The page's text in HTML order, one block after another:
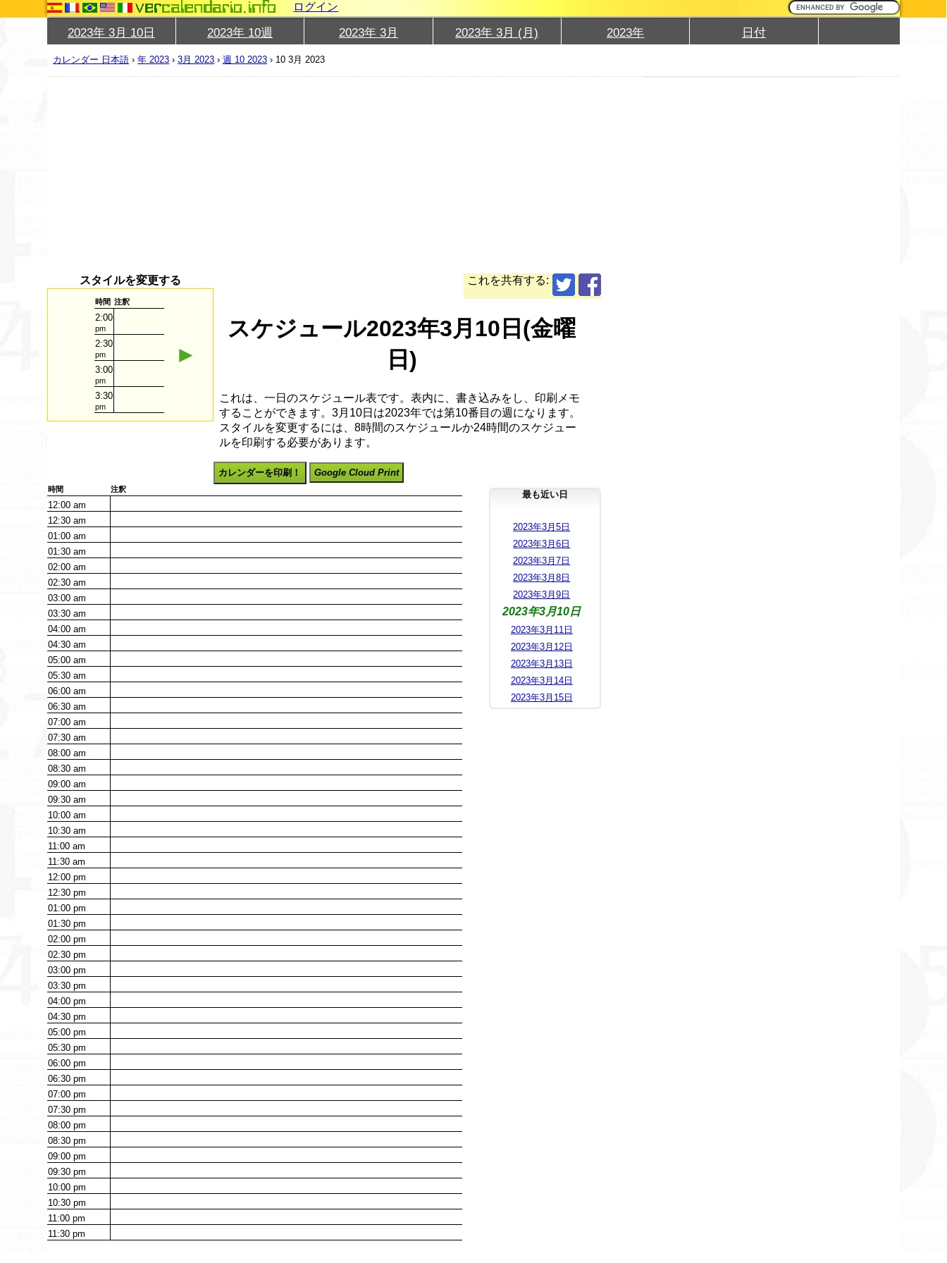
ログイン
2023年 3月 10日 2023年 10週 2023年 3月 2023年 3月 (月) 2023年 日付
カレンダー 日本語 ›年 2023 ›3月 2023 ›週 10 2023 › 10 3月 2023
これを共有する:
スタイルを変更する
時間 注釈
2:00
pm
2:30
pm
3:00
pm
3:30
pm
►
スケジュール2023年3月10日(金曜
日)
これは、一日のスケジュール表です。表内に、書き込みをし、印刷メモ
することができます。3月10日は2023年では第10番目の週になります。
スタイルを変更するには、8時間のスケジュールか24時間のスケジュー
ルを印刷する必要があります。
カレンダーを印刷！ Google Cloud Print
時間 注釈
12:00am
12:30am
01:00am
01:30am
02:00am
02:30am
03:00am
03:30am
04:00am
04:30am
05:00am
05:30am
06:00am
06:30am
07:00am
07:30am
08:00am
08:30am
09:00am
09:30am
10:00am
10:30am
11:00am
11:30am
12:00pm
12:30pm
01:00pm
01:30pm
02:00pm
02:30pm
03:00pm
03:30pm
04:00pm
04:30pm
05:00pm
05:30pm
06:00pm
06:30pm
07:00pm
07:30pm
08:00pm
08:30pm
09:00pm
09:30pm
10:00pm
10:30pm
11:00pm
11:30pm
最も近い日
2023年3月5日
2023年3月6日
2023年3月7日
2023年3月8日
2023年3月9日
2023年3月10日
2023年3月11日
2023年3月12日
2023年3月13日
2023年3月14日
2023年3月15日